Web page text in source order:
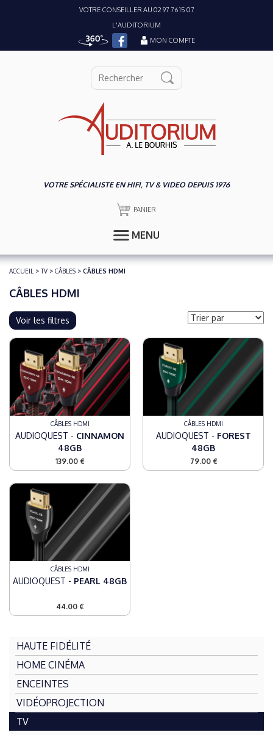
VOTRE CONSEILLER AU 02 97 76 15 07
L'AUDITORIUM
MON COMPTE
VOTRE SPÉCIALISTE EN HIFI, TV & VIDEO DEPUIS 1976
PANIER
MENU
ACCUEIL >TV > CÂBLES > CÂBLES HDMI
CÂBLES HDMI
Voir les filtres
CÂBLES HDMI
AUDIOQUEST - CINNAMON
48GB
139.00 €
CÂBLES HDMI
AUDIOQUEST - FOREST
48GB
79.00 €
CÂBLES HDMI
AUDIOQUEST - PEARL 48GB
44.00 €
HAUTE FIDÉLITÉ
HOME CINÉMA
ENCEINTES
VIDÉOPROJECTION
TV